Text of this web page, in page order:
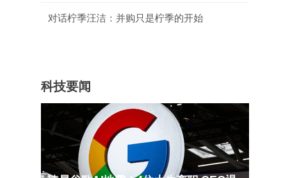
对话柠季汪洁：并购只是柠季的开始
科技要闻